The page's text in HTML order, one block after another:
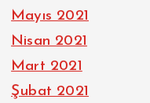
Mayıs 2021
Nisan 2021
Mart 2021
Şubat 2021